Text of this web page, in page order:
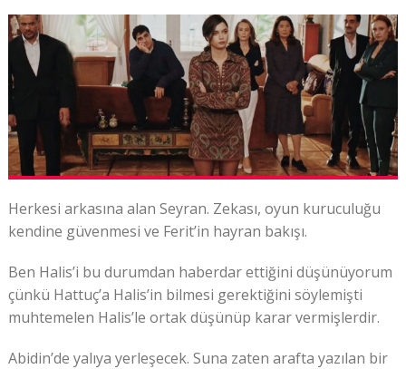
Herkesi arkasına alan Seyran. Zekası, oyun kuruculuğu
kendine güvenmesi ve Ferit’in hayran bakışı.
Ben Halis’i bu durumdan haberdar ettiğini düşünüyorum
çünkü Hattuç’a Halis’in bilmesi gerektiğini söylemişti
muhtemelen Halis’le ortak düşünüp karar vermişlerdir.
Abidin’de yalıya yerleşecek. Suna zaten arafta yazılan bir